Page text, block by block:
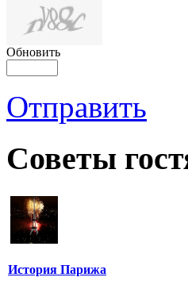
Обновить
Отправить
Советы
История Парижа